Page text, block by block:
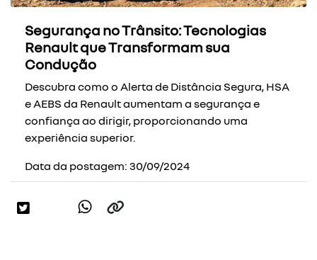
Segurança no Trânsito: Tecnologias
Renault que Transformam sua
Condução
Descubra como o Alerta de Distância Segura, HSA
e AEBS da Renault aumentam a segurança e
confiança ao dirigir, proporcionando uma
experiência superior.
Data da postagem: 30/09/2024